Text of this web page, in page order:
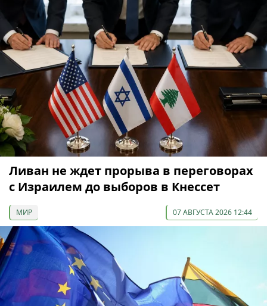
Ливан не ждет прорыва в переговорах
с Израилем до выборов в Кнессет
МИР 07 АВГУСТА 2026 12:44